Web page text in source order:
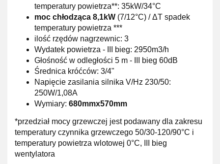
temperatury powietrza**: 35kW/34°C
moc chłodząca 8,1kW (7/12°C) / ΔT spadek
temperatury powietrza ***
ilość rzędów nagrzewnic: 3
Wydatek powietrza - III bieg: 2950m3/h
Głośność w odległości 5 m - III bieg 60dB
Średnica króćców: 3/4"
Napięcie zasilania silnika V/Hz 230/50:
250W/1,08A
Wymiary: 680mmx570mm
*przedział mocy grzewczej jest podawany dla zakresu
temperatury czynnika grzewczego 50/30-120/90°C i
temperatury powietrza wlotowej 0°C, III bieg
wentylatora